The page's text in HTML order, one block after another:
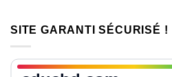
SITE GARANTI SÉCURISÉ !